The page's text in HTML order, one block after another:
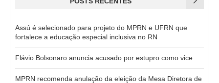
Assú é selecionado para projeto do MPRN e UFRN que
fortalece a educação especial inclusiva no RN
Flávio Bolsonaro anuncia acusado por estupro como vice
MPRN recomenda anulação da eleição da Mesa Diretora de